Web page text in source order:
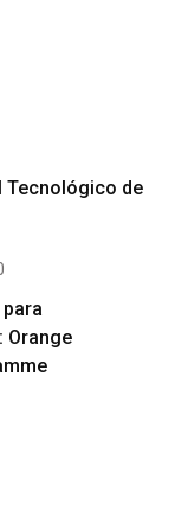
Tecnológico de
Orange